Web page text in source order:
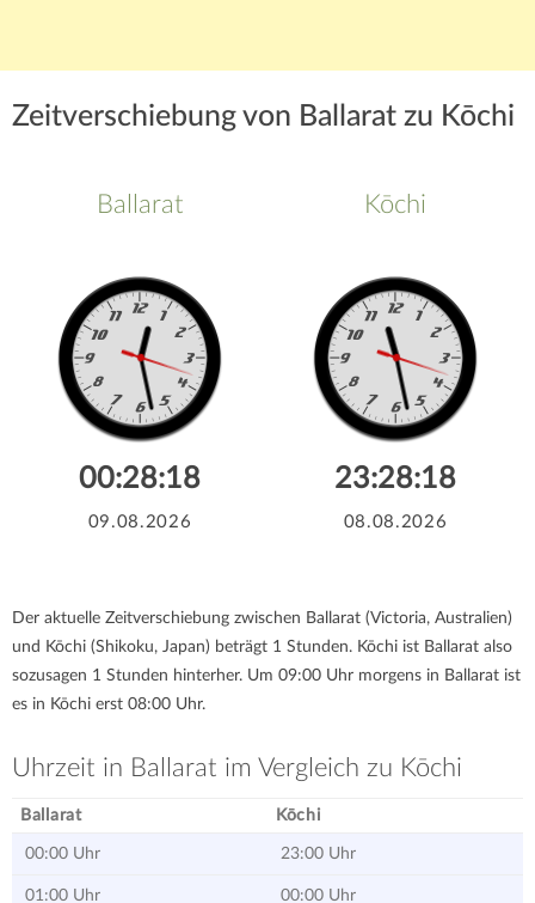
Zeitverschiebung von Ballarat zu Kōchi
Ballarat
00:28:18
09.08.2026
Kōchi
23:28:18
08.08.2026
Der aktuelle Zeitverschiebung zwischen Ballarat (Victoria, Australien)
und Kōchi (Shikoku, Japan) beträgt 1 Stunden. Kōchi ist Ballarat also
sozusagen 1 Stunden hinterher. Um 09:00 Uhr morgens in Ballarat ist
es in Kōchi erst 08:00 Uhr.
Uhrzeit in Ballarat im Vergleich zu Kōchi
Ballarat Kōchi
00:00 Uhr 23:00 Uhr
01:00 Uhr 00:00 Uhr